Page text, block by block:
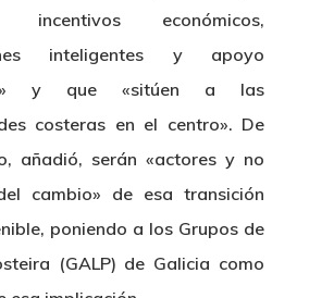
incentivos económicos,
inteligentes y apoyo
y que «sitúen a las
costeras en el centro». De
añadió, serán «actores y no
cambio» de esa transición
poniendo a los Grupos de
(GALP) de Galicia como